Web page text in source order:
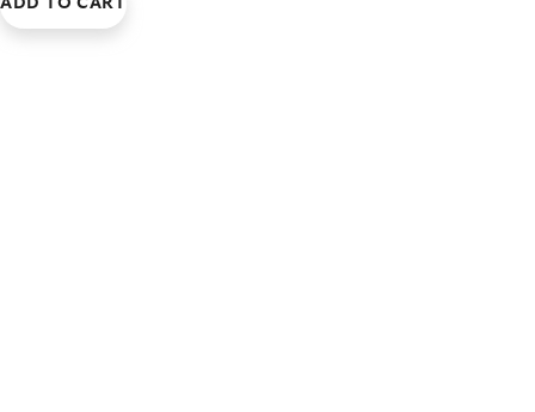
ADD TO CART